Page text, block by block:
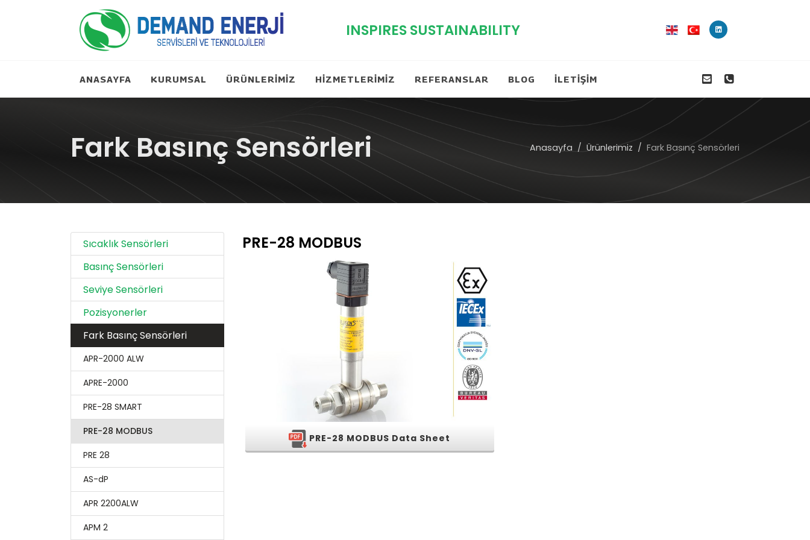
INSPIRES SUSTAINABILITY
ANASAYFA KURUMSAL ÜRÜNLERİMİZ HİZMETLERİMİZ REFERANSLAR BLOG İLETİŞİM
Fark Basınç Sensörleri Anasayfa Ürünlerimiz Fark Basınç Sensörleri
Sıcaklık Sensörleri
Basınç Sensörleri
Seviye Sensörleri
Pozisyonerler
Fark Basınç Sensörleri
APR-2000 ALW
APRE-2000
PRE-28 SMART
PRE-28 MODBUS
PRE 28
AS-dP
APR 2200ALW
APM 2
PRE-28 MODBUS
PRE-28 MODBUS Data Sheet